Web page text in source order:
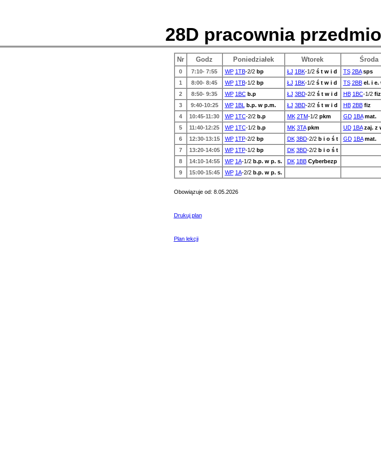
28D pracownia
Nr Godz Poniedziałek Wtorek Środa
0 7:10- 7:55 WP 1TB-2/2 bp ŁJ 1BK-1/2 ś t w i d TS 2BA sps
1
8:00- 8:45 WP 1TB-1/2 bp ŁJ 1BK-1/2 ś t w i d TS 2BB el. i e.
2
8:50- 9:35 WP 1BC b.p ŁJ 3BD-2/2 ś t w i d HB 1BC-1/2 fiz
3
9:40-10:25 WP 1BL b.p. w p.m. ŁJ 3BD-2/2 ś t w i d HB 2BB fiz
4
10:45-11:30 WP 1TC-2/2 b.p MK 2TM-1/2 pkm GD 1BA mat.
5
11:40-12:25 WP 1TC-1/2 b.p MK 3TA pkm UD 1BA zaj. z
6
12:30-13:15 WP 1TP-2/2 bp DK 3BD-2/2 b i o ś t GD 1BA mat.
7
13:20-14:05 WP 1TP-1/2 bp DK 3BD-2/2 b i o ś t
8
14:10-14:55 WP 1A-1/2 b.p. w p. s. DK 1BB Cyberbezp
9
15:00-15:45 WP 1A-2/2 b.p. w p. s.
Obowiązuje od: 8.05.2026
Drukuj plan
Plan lekcji